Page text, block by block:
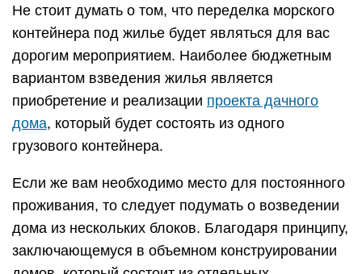
Не стоит думать о том, что переделка морского
контейнера под жилье будет являться для вас
дорогим мероприятием. Наиболее бюджетным
вариантом взведения жилья является
приобретение и реализации проекта дачного
дома, который будет состоять из одного
грузового контейнера.
Если же вам необходимо место для постоянного
проживания, то следует подумать о возведении
дома из нескольких блоков. Благодаря принципу,
заключающемуся в объемном конструировании